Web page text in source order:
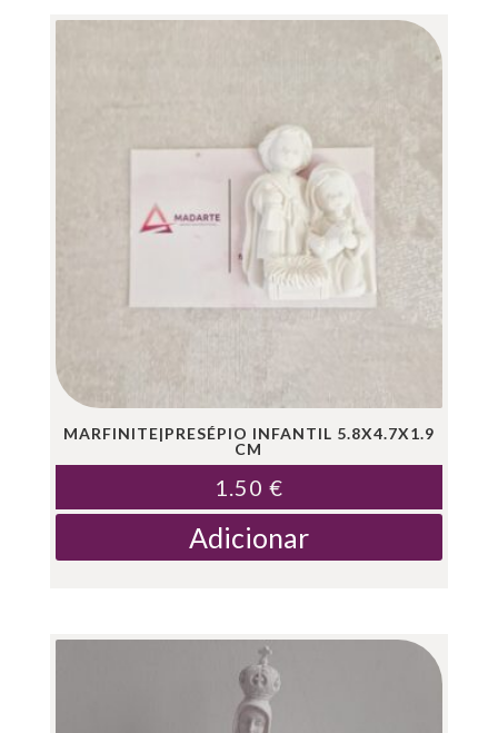
MARFINITE|PRESÉPIO INFANTIL 5.8X4.7X1.9
CM
1.50 €
Adicionar